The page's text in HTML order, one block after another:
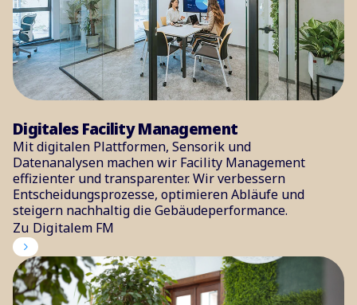
Digitales Facility Management
Mit digitalen Plattformen, Sensorik und
Datenanalysen machen wir Facility Management
effizienter und transparenter. Wir verbessern
Entscheidungsprozesse, optimieren Abläufe und
steigern nachhaltig die Gebäudeperformance.
Zu Digitalem FM